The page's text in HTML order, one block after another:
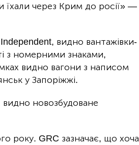
їхали через Крим до росії» —
видно вантажівки-
з номерними знаками,
видно вагони з написом
у Запоріжжі.
видно новозбудоване
року. GRC зазначає, що хоча